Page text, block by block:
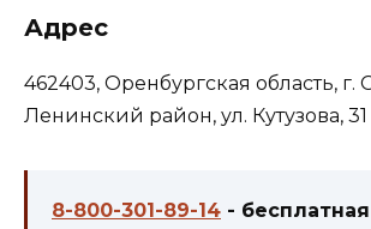
Адрес
462403, Оренбургская область, г.
Ленинский район, ул. Кутузова, 31
8-800-301-89-14 -